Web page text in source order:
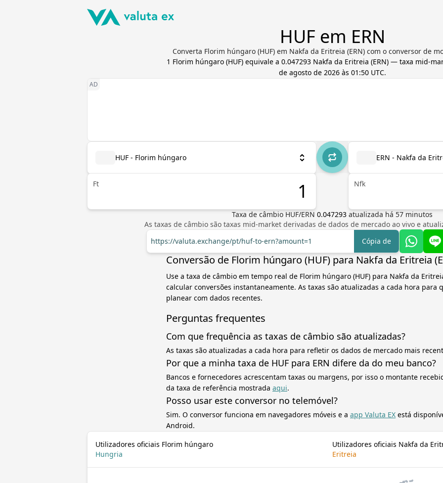
HUF em ERN
Converta Florim húngaro (HUF) em Nakfa da Eritreia (ERN) com o conversor de
1 Florim húngaro(HUF) equivale a 0.047293 Nakfa da Eritreia (ERN) — taxa mid-
de agosto de 2026 às 01:50 UTC.
HUF - Florim húngaro
Ft
ERN - Nakfa da
Nfk
Taxa de câmbio HUF/ERN 0.047293 atualizada há 57 minutos
As taxas de câmbio são taxas mid-market derivadas de dados de mercado ao vivo e
https://valuta.exchange/pt/huf-to-ern?amount=1
Cópia de
Conversão de Florim húngaro (HUF) para Nakfa da Eritreia
Use a taxa de câmbio em tempo real de Florim húngaro (HUF) para Nakfa da
calcular conversões instantaneamente. As taxas são atualizadas a cada hora para
planear com dados recentes.
Perguntas frequentes
Com que frequência as taxas de câmbio são atualizadas?
As taxas são atualizadas a cada hora para refletir os dados de mercado mais
Por que a minha taxa de HUF para ERN difere da do meu banco?
Bancos e fornecedores acrescentam taxas ou margens, por isso o montante
da taxa de referência mostrada aqui.
Posso usar este conversor no telemóvel?
Sim. O conversor funciona em navegadores móveis e a app Valuta EX está
Android.
Utilizadores oficiais Florim húngaro
Hungria
Utilizadores oficiais Nakfa da
Eritreia